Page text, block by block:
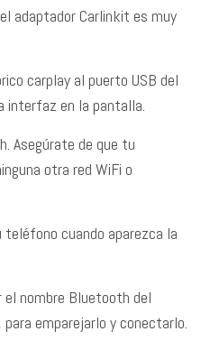
adaptador Carlinkit es muy
carplay al puerto USB del
interfaz en la pantalla.
Asegúrate de que tu
otra red WiFi o
cuando aparezca la
el nombre Bluetooth del
emparejarlo y conectarlo.